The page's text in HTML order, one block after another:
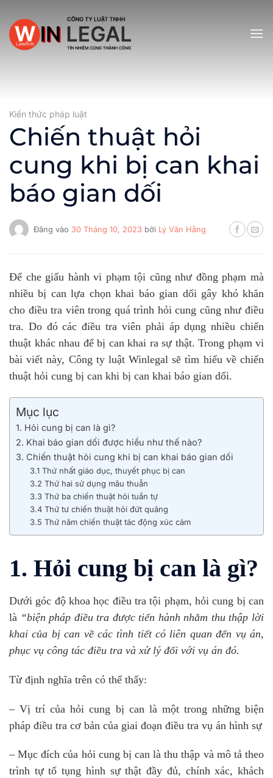
qua
nội
dung
Kiến thức pháp luật
Chiến thuật hỏi
cung khi bị can khai
báo gian dối
Đăng vào 30 Tháng 10, 2023 bởi Lý Văn Hằng
Để che giấu hành vi phạm tội cũng như đồng phạm mà
nhiều bị can lựa chọn khai báo gian dối gây khó khăn
cho điều tra viên trong quá trình hỏi cung cũng như điều
tra. Do đó các điều tra viên phải áp dụng nhiều chiến
thuật khác nhau để bị can khai ra sự thật. Trong phạm vi
bài viết này, Công ty luật Winlegal sẽ tìm hiểu về chiến
thuật hỏi cung bị can khi bị can khai báo gian dối.
Mục lục
1. Hỏi cung bị can là gì?
2. Khai báo gian dối được hiểu như thế nào?
3. Chiến thuật hỏi cung khi bị can khai báo gian dối
3.1 Thứ nhất giáo dục, thuyết phục bị can
3.2 Thứ hai sử dụng mâu thuẫn
3.3 Thứ ba chiến thuật hỏi tuần tự
3.4 Thứ tư chiến thuật hỏi đứt quãng
3.5 Thứ năm chiến thuật tác động xúc cảm
1. Hỏi cung bị can là gì?
Dưới góc độ khoa học điều tra tội phạm, hỏi cung bị can
là “biện pháp điều tra được tiến hành nhằm thu thập lời
khai của bị can về các tình tiết có liên quan đến vụ án,
phục vụ công tác điều tra và xử lý đối với vụ án đó.
Từ định nghĩa trên có thể thấy:
– Vị trí của hỏi cung bị can là một trong những biện
pháp điều tra cơ bản của giai đoạn điều tra vụ án hình sự
– Mục đích của hỏi cung bị can là thu thập và mô tả theo
trình tự tố tụng hình sự thật đầy đủ, chính xác, khách